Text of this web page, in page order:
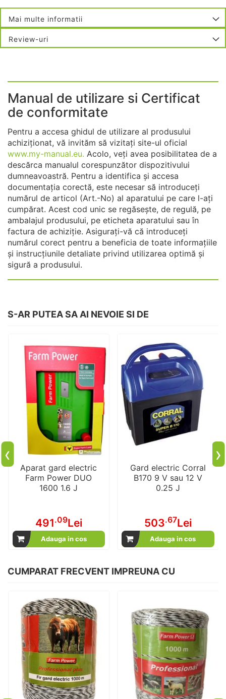
Mai multe informatii
Review-uri
Manual de utilizare si Certificat
de conformitate
Pentru a accesa ghidul de utilizare al produsului
achiziționat, vă invităm să vizitați site-ul oficial
www.my-manual.eu. Acolo, veți avea posibilitatea de a
descărca manualul corespunzător dispozitivului
dumneavoastră. Pentru a identifica și accesa
documentația corectă, este necesar să introduceți
numărul de articol (Art.-No) al aparatului pe care l-ați
cumpărat. Acest cod unic se regăsește, de regulă, pe
ambalajul produsului, pe eticheta aparatului sau în
factura de achiziție. Asigurați-vă că introduceți
numărul corect pentru a beneficia de toate informațiile
și instrucțiunile detaliate privind utilizarea optimă și
sigură a produsului.
S-AR PUTEA SA AI NEVOIE SI DE
Aparat gard electric
Farm Power DUO
1600 1.6 J
491.09Lei
Adauga in cos
Gard electric Corral
B170 9 V sau 12 V
0.25 J
503.67Lei
Adauga in cos
‹ ›
CUMPARAT FRECVENT IMPREUNA CU